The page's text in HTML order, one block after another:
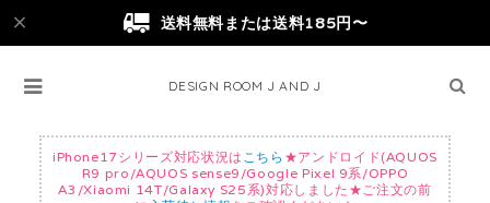
送料無料または送料185円〜
DESIGN ROOM J AND J
iPhone17シリーズ対応状況は こちら ★アンドロイド(AQUOS
R9 pro/AQUOS sense9/Google Pixel 9系/OPPO
A3/Xiaomi 14T/Galaxy S25系)対応しました★ご注文の前